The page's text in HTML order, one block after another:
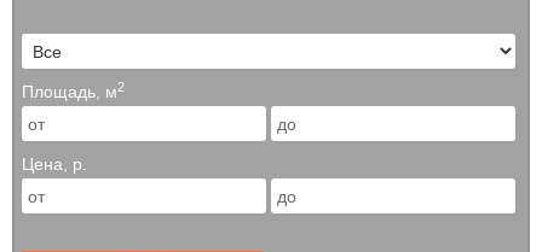
Площадь, м2
Цена, р.